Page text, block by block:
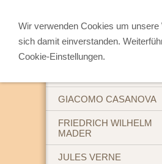
ABENTEUERBÜCHER
GIACOMO CASANOVA
FRIEDRICH WILHELM
MADER
JULES VERNE
Wir verwenden Cookies um
sich damit einverstanden.
Cookie-Einstellungen.